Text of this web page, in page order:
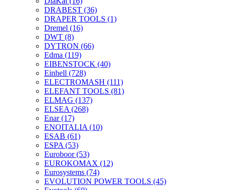
DRABEST (36)
DRAPER TOOLS (1)
Dremel (16)
DWT (8)
DYTRON (66)
Edma (119)
EIBENSTOCK (40)
Einhell (728)
ELECTROMASH (111)
ELEFANT TOOLS (81)
ELMAG (137)
ELSEA (268)
Enar(17)
ENOITALIA (10)
ESAB (61)
ESPA (53)
Euroboor(53)
EUROKOMAX (12)
Eurosystems (74)
EVOLUTION POWER TOOLS (45)